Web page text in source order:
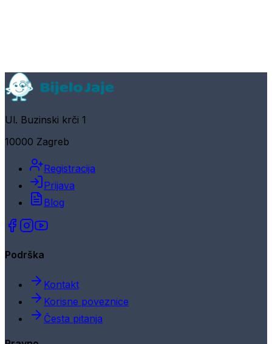
Ul. Buzinski krči 1
10000 Zagreb
Registracija
Prijava
Blog
Podrška
Kontakt
Korisne poveznice
Česta pitanja